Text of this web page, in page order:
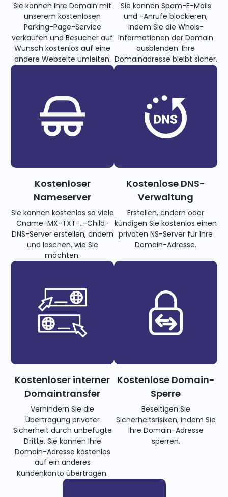
Sie können Ihre Domain mit
unserem kostenlosen
Parking-Page-Service
verkaufen und Besucher auf
Wunsch kostenlos auf eine
andere Webseite umleiten.
Sie können Spam-E-Mails
und -Anrufe blockieren,
indem Sie die Whois-
Informationen der Domain
ausblenden. Ihre
Domainadresse bleibt sicher.
Kostenloser
Nameserver
Sie können kostenlos so viele
Cname-MX-TXT-..-Child-
DNS-Server erstellen, ändern
und löschen, wie Sie
möchten.
Kostenlose DNS-
Verwaltung
Erstellen, ändern oder
kündigen Sie kostenlos einen
privaten NS-Server für Ihre
Domain-Adresse.
Kostenloser interner
Domaintransfer
Verhindern Sie die
Übertragung privater
Sicherheit durch unbefugte
Dritte. Sie können Ihre
Domain-Adresse kostenlos
auf ein anderes
Kundenkonto übertragen.
Kostenlose Domain-
Sperre
Beseitigen Sie
Sicherheitsrisiken, indem Sie
Ihre Domain-Adresse
sperren.